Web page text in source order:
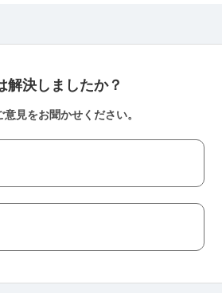
解決しましたか？
意見をお聞かせください。